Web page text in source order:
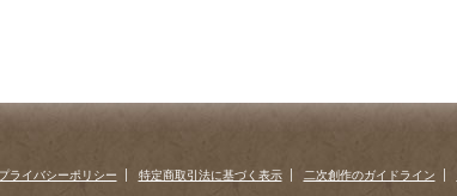
ライバシーポリシー 特定商取引法に基づく表示 二次創作のガイドライン